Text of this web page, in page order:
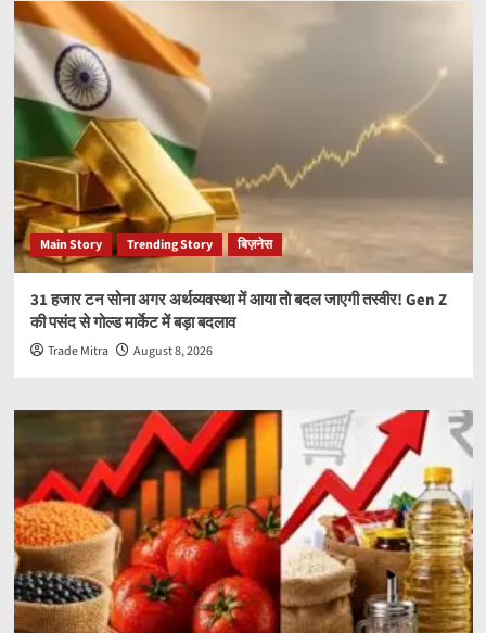
Main Story Trending Story बिज़नेस
31 हजार टन सोना अगर अर्थव्यवस्था में आया तो बदल जाएगी तस्वीर! Gen Z
की पसंद से गोल्ड मार्केट में बड़ा बदलाव
Trade Mitra August 8, 2026